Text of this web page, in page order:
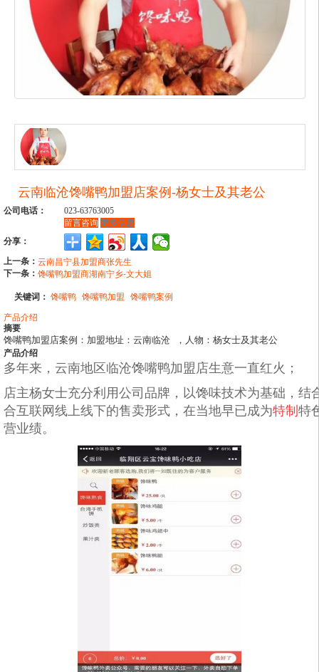
云南临沧馋嘴鸭加盟店案例-杨女士及其老公
公司电话：
023-63763005
留言咨询 更多信息
分享：
上一条： 云南昌宁县加盟商张先生
下一条： 馋嘴鸭加盟商湖南宁乡-文大姐
关键词： 馋嘴鸭 馋嘴鸭加盟 馋嘴鸭案例
产品介绍
摘要
馋嘴鸭加盟店案例：加盟地址：云南临沧 ，人物：杨女士及其老公
产品介绍
多年来，云南地区临沧馋嘴鸭加盟店生意一直红火；
店主杨女士充分利用公司品牌，以馋味技术为基础，
合互联网线上线下的售卖形式，在当地早已成为特制 特
营业绩。